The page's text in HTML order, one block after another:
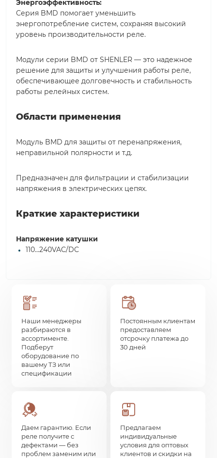
Энергоэффективность:
Серия BMD помогает уменьшить
энергопотребление систем, сохраняя высокий
уровень производительности реле.
Модули серии BMD от SHENLER — это надежное
решение для защиты и улучшения работы реле,
обеспечивающее долговечность и стабильность
работы релейных систем.
Области применения
Модуль BMD для защиты от перенапряжения,
неправильной полярности и т.д.
Предназначен для фильтрации и стабилизации
напряжения в электрических цепях.
Краткие характеристики
Напряжение катушки
110...240VAC/DC
Наши менеджеры
разбираются в
ассортименте.
Подберут
оборудование по
вашему ТЗ или
спецификации
Постоянным клиентам
предоставляем
отсрочку платежа до
30 дней
Даем гарантию. Если
реле получите с
дефектами — без
проблем заменим или
Предлагаем
индивидуальные
условия для оптовых
клиентов и скидки на